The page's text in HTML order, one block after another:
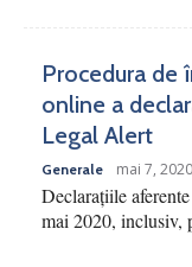
Procedura de
online a
Legal Alert
Generale mai 7, 2020
Declarațiile
mai 2020, inclusiv,